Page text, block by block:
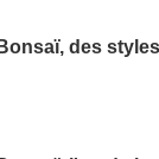
des